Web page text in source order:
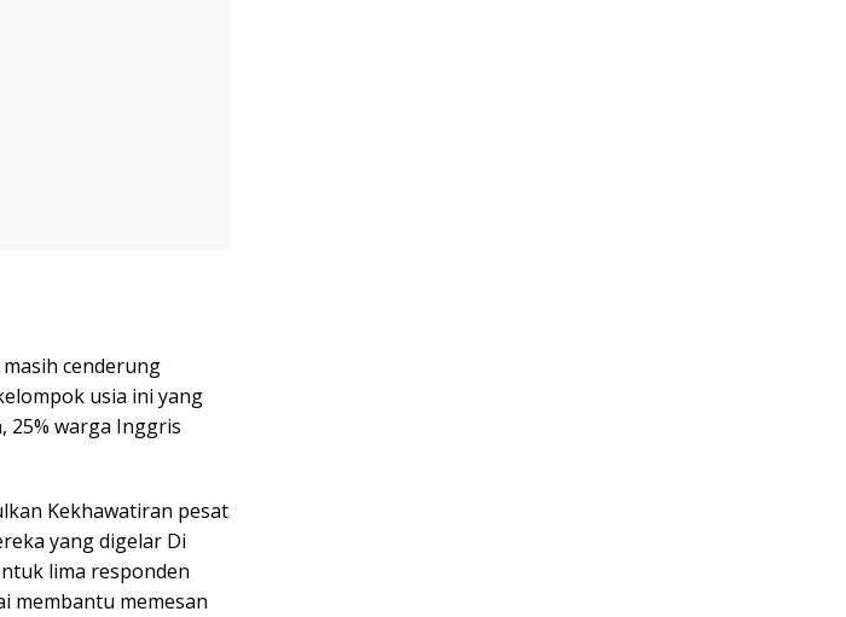
cenderung
usia ini yang
25% warga Inggris
Kekhawatiran pesat
yang digelar Di
lima responden
membantu memesan